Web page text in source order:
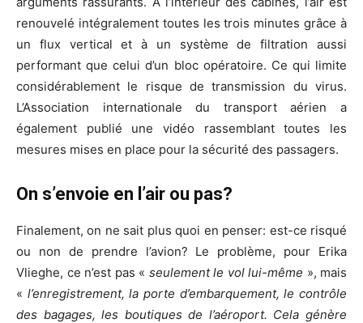
renouvelé intégralement toutes les trois minutes grâce à
un flux vertical et à un système de filtration aussi
performant que celui d’un bloc opératoire. Ce qui limite
considérablement le risque de transmission du virus.
L’Association internationale du transport aérien a
également publié une vidéo rassemblant toutes les
mesures mises en place pour la sécurité des passagers.
On s’envoie en l’air ou pas?
Finalement, on ne sait plus quoi en penser: est-ce risqué
ou non de prendre l’avion? Le problème, pour Erika
Vlieghe, ce n’est pas « seulement le vol lui-même », mais
« l’enregistrement, la porte d’embarquement, le contrôle
des bagages, les boutiques de l’aéroport. Cela génère